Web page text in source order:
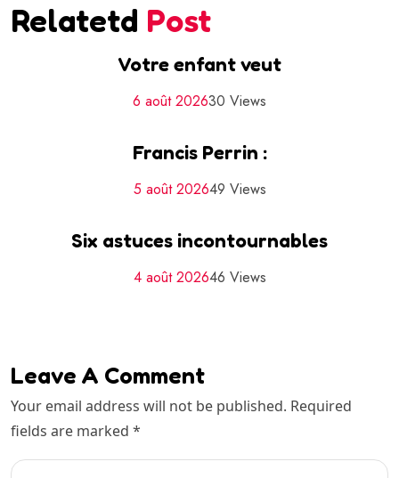
Relatetd Post
Votre enfant veut
6 août 202630 Views
Francis Perrin :
5 août 202649 Views
Six astuces incontournables
4 août 202646 Views
Leave A Comment
Your email address will not be published. Required
fields are marked *